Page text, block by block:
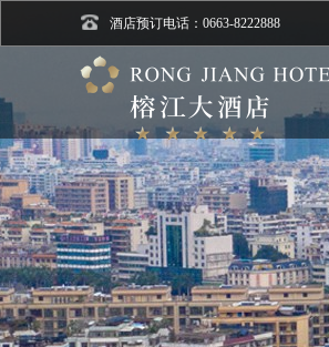
酒店预订电话：0663-8222888